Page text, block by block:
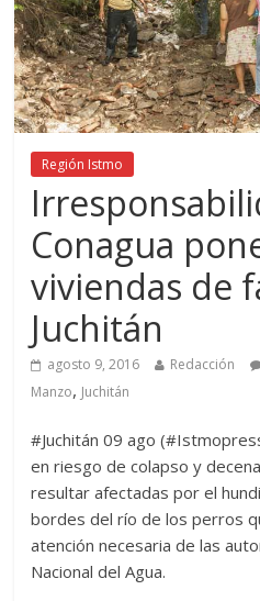
Región Istmo
Conagua
viviendas de
Juchitán
agosto 9, 2016 Redacción
Manzo, Juchitán
#Juchitán 09 ago
en riesgo de colapso y
resultar afectadas por el
bordes del río de los perros
atención necesaria de las
Nacional del Agua.